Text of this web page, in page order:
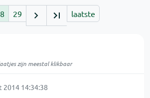
29 laatste
zijn meestal klikbaar
2014 14:34:38